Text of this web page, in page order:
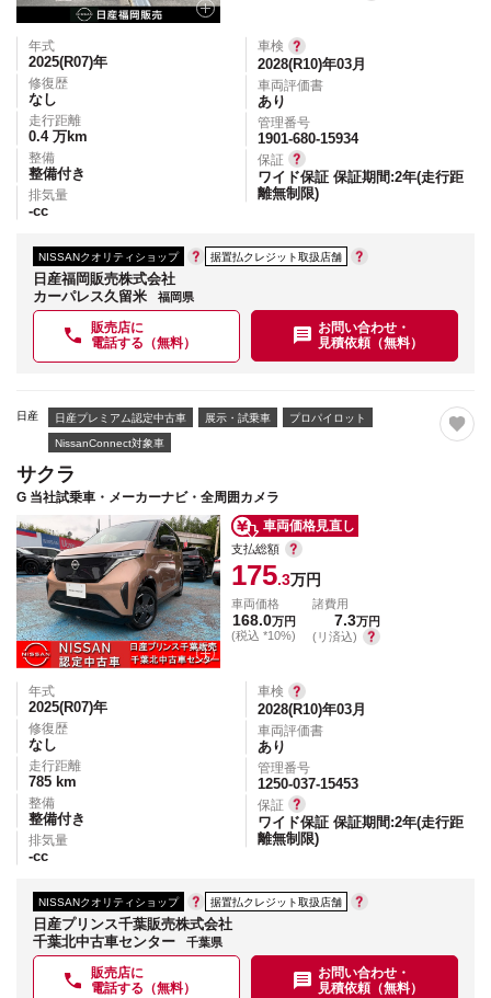
年式
2025(R07)年
修復歴
なし
走行距離
0.4 万km
整備
整備付き
排気量
-cc
車検
2028(R10)年03月
車両評価書
あり
管理番号
1901-680-15934
保証
ワイド保証 保証期間:2年(走行距
離無制限)
NISSANクオリティショップ 据置払クレジット取扱店舗
日産福岡販売株式会社
カーパレス久留米
福岡県
販売店に
電話する（無料）
お問い合わせ・
見積依頼（無料）
日産 日産プレミアム認定中古車 展示・試乗車 プロパイロット
NissanConnect対象車
サクラ
G 当社試乗車・メーカーナビ・全周囲カメラ
車両価格見直し
支払総額
175.3万円
車両価格
168.0万円
(税込 *10%)
諸費用
7.3万円
(リ済込)
年式
2025(R07)年
修復歴
なし
走行距離
785 km
整備
整備付き
排気量
-cc
車検
2028(R10)年03月
車両評価書
あり
管理番号
1250-037-15453
保証
ワイド保証 保証期間:2年(走行距
離無制限)
NISSANクオリティショップ 据置払クレジット取扱店舗
日産プリンス千葉販売株式会社
千葉北中古車センター
千葉県
販売店に
電話する（無料）
お問い合わせ・
見積依頼（無料）